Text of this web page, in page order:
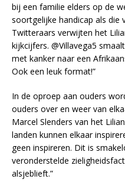
bij een familie elders op de
soortgelijke handicap als die
Twitteraars verwijten het
kijkcijfers. @Villavega5
met kanker naar een
Ook een leuk format!”
In de oproep aan ouders
ouders over en weer van
Marcel Slenders van het
landen kunnen elkaar
geen inspireren. Dit is
veronderstelde
alsjeblieft.”